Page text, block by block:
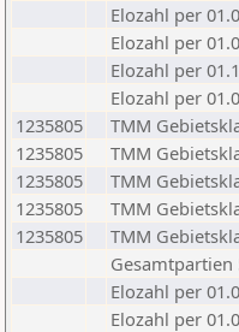
Elozahl per
Elozahl per
Elozahl per
Elozahl per
1235805
TMM
1235805
TMM
1235805
TMM
1235805
TMM
1235805
TMM
Gesamtpartien
Elozahl per
Elozahl per